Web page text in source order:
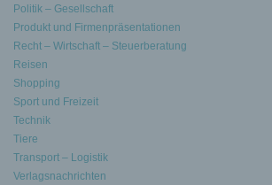
Politik – Gesellschaft
Produkt und Firmenpräsentationen
Recht – Wirtschaft – Steuerberatung
Reisen
Shopping
Sport und Freizeit
Technik
Tiere
Transport – Logistik
Verlagsnachrichten